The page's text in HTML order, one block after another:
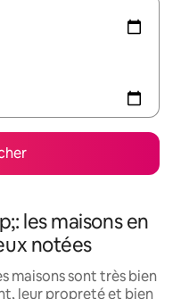
les maisons en
notées
maisons sont très bien
leur propreté et bien